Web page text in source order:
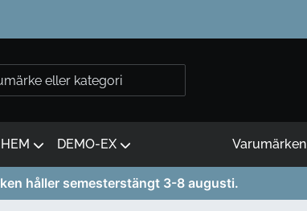
DEMO-EX Varumärken
håller semesterstängt 3-8 augusti.